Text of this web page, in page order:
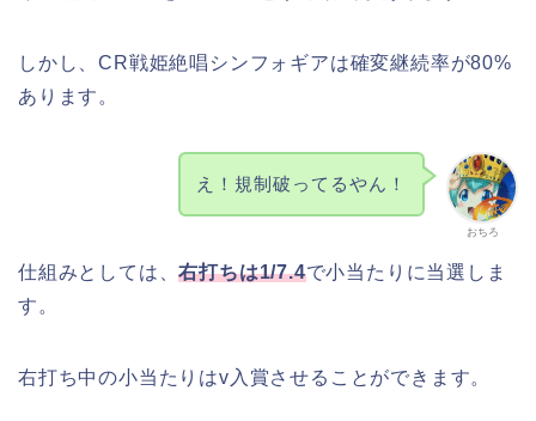
しかし、CR戦姫絶唱シンフォギアは確変継続率が80%
あります。
おちろ
え！規制破ってるやん！
仕組みとしては、右打ちは1/7.4で小当たりに当選しま
す。
右打ち中の小当たりはv入賞させることができます。